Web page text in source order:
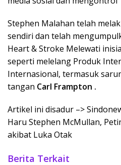
Stephen Malahan telah
sendiri dan telah
Heart & Stroke Melewati
seperti melelang Produk
Internasional, termasuk
tangan Carl Frampton .
Artikel ini disadur –>
Haru Stephen McMullan,
akibat Luka Otak
Berita Terkait